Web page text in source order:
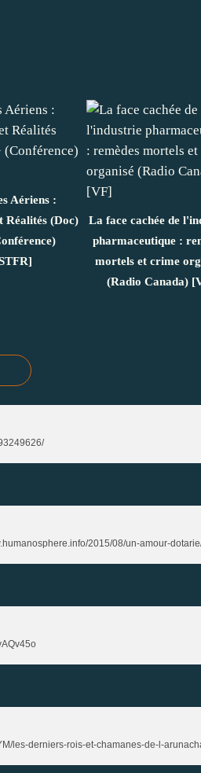
Aériens :
Réalités (Doc)
La face cachée de
pharmaceutique :
mortels et crime
(Radio Canada)
2015/08/un-amour-
les-derniers-rois-et-chamanes-de-l-